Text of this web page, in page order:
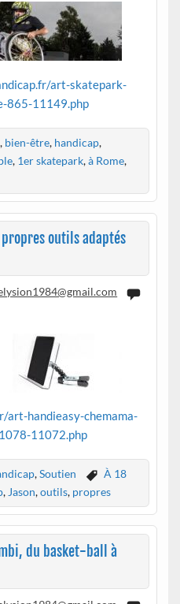
art-skatepark-
865-11149.php
, bien-être, handicap,
, 1er skatepark,à Rome,
propres outils adaptés
art-handieasy-chemama-
11072.php
,Soutien
À 18
,Jason,outils, propres
du basket-ball à